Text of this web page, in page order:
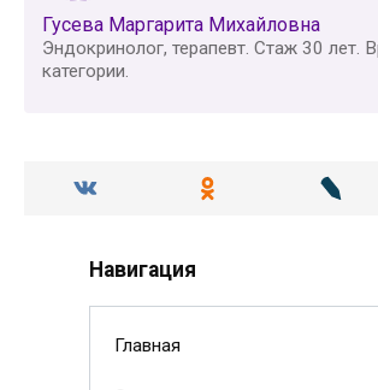
Гусева Маргарита Михайловна
Эндокринолог, терапевт. Стаж 30 лет.
категории.
Навигация
Главная